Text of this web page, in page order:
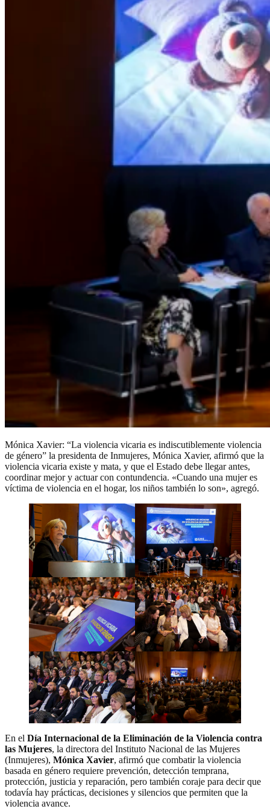
Mónica Xavier: “La violencia vicaria es indiscutiblemente violencia
de género” la presidenta de Inmujeres, Mónica Xavier, afirmó que la
violencia vicaria existe y mata, y que el Estado debe llegar antes,
coordinar mejor y actuar con contundencia. «Cuando una mujer es
víctima de violencia en el hogar, los niños también lo son», agregó.
En el Día Internacional de la Eliminación de la Violencia contra
las Mujeres, la directora del Instituto Nacional de las Mujeres
(Inmujeres), Mónica Xavier, afirmó que combatir la violencia
basada en género requiere prevención, detección temprana,
protección, justicia y reparación, pero también coraje para decir que
todavía hay prácticas, decisiones y silencios que permiten que la
violencia avance.